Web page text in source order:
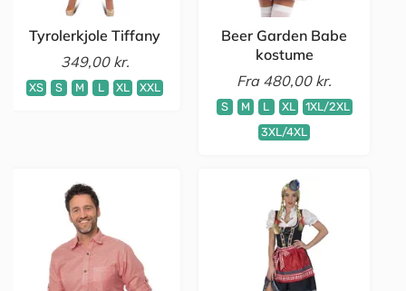
Tyrolerkjole Tiffany
349,00 kr.
XS S M L XL XXL
Beer Garden Babe
kostume
Fra480,00 kr.
S M L XL
1XL/2XL
3XL/4XL